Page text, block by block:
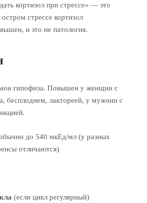
кортизол при стрессе» — это
стрессе кортизол
и это не патология.
гипофиза. Повышен у женщин с
бесплодием, лактореей, у мужчин с
до 540 мкЕд/мл (у разных
отличаются)
(если цикл регулярный)